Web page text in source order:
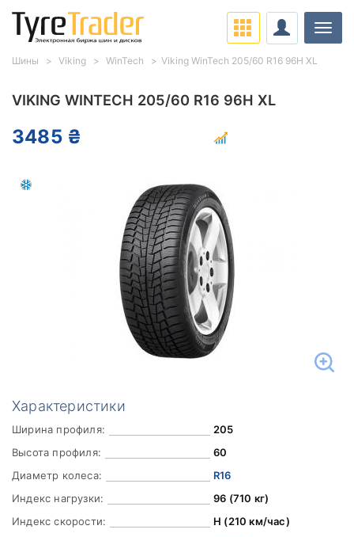
VIKING WINTECH 205/60 R16 96H XL
3485 ₴
Характеристики
Ширина профиля:
205
Высота профиля:
60
Диаметр колеса:
R16
Индекс нагрузки:
96 (710 кг)
Индекс скорости:
H (210 км/час)
Шины Viking WinTech Viking WinTech 205/60 R16 96H XL